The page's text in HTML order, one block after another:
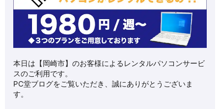
本日は【岡崎市】のお客様によるレンタルパソコンサービ
スのご利用です。
PC堂ブログをご覧いただき、誠にありがとうございま
す。